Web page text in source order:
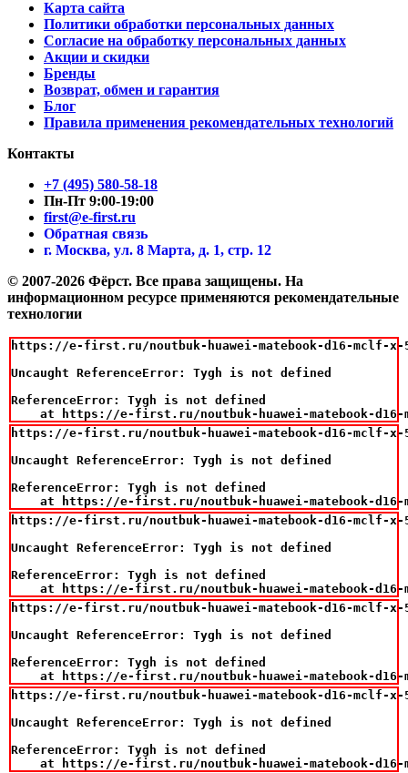
Карта сайта
Политики обработки персональных данных
Согласие на обработку персональных данных
Акции и скидки
Бренды
Возврат, обмен и гарантия
Блог
Правила применения рекомендательных технологий
Контакты
+7 (495) 580-58-18
Пн-Пт 9:00-19:00
first@e-first.ru
Обратная связь
г. Москва, ул. 8 Марта, д. 1, стр. 12
© 2007-2026 Фёрст. Все права защищены. На
информационном ресурсе применяются рекомендательные
технологии
https://e-first.ru/noutbuk-huawei-matebook-d16-mclf-x-
Uncaught ReferenceError: Tygh is not defined
ReferenceError: Tygh is not defined
at https://e-first.ru/noutbuk-huawei-matebook-
https://e-first.ru/noutbuk-huawei-matebook-d16-mclf-x-
Uncaught ReferenceError: Tygh is not defined
ReferenceError: Tygh is not defined
at https://e-first.ru/noutbuk-huawei-matebook-
https://e-first.ru/noutbuk-huawei-matebook-d16-mclf-x-
Uncaught ReferenceError: Tygh is not defined
ReferenceError: Tygh is not defined
at https://e-first.ru/noutbuk-huawei-matebook-
https://e-first.ru/noutbuk-huawei-matebook-d16-mclf-x-
Uncaught ReferenceError: Tygh is not defined
ReferenceError: Tygh is not defined
at https://e-first.ru/noutbuk-huawei-matebook-
https://e-first.ru/noutbuk-huawei-matebook-d16-mclf-x-
Uncaught ReferenceError: Tygh is not defined
ReferenceError: Tygh is not defined
at https://e-first.ru/noutbuk-huawei-matebook-